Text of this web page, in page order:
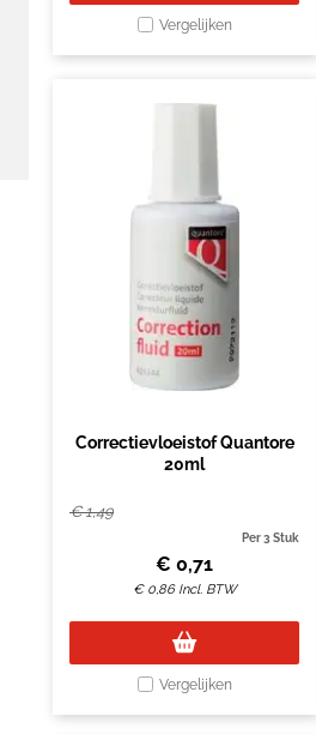
Vergelijken
Correctievloeistof Quantore
20ml
€1,49
Per 3 Stuk
€ 0,71
€ 0,86 Incl. BTW
Vergelijken